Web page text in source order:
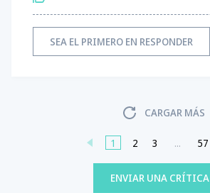
SEA EL PRIMERO EN RESPONDER
CARGAR MÁS
1 2 3 ... 57
ENVIAR UNA CRÍTICA